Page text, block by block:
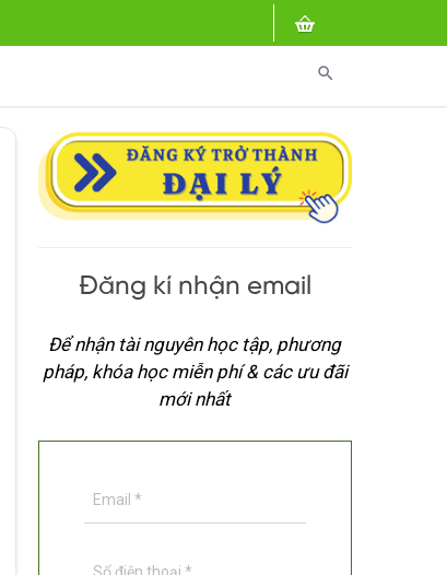
search
Đăng kí nhận email
Để nhận tài nguyên học tập, phương
pháp, khóa học miễn phí & các ưu đãi
mới nhất